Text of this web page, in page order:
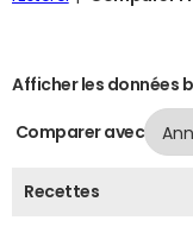
Afficher les données
Comparer avec
Recettes